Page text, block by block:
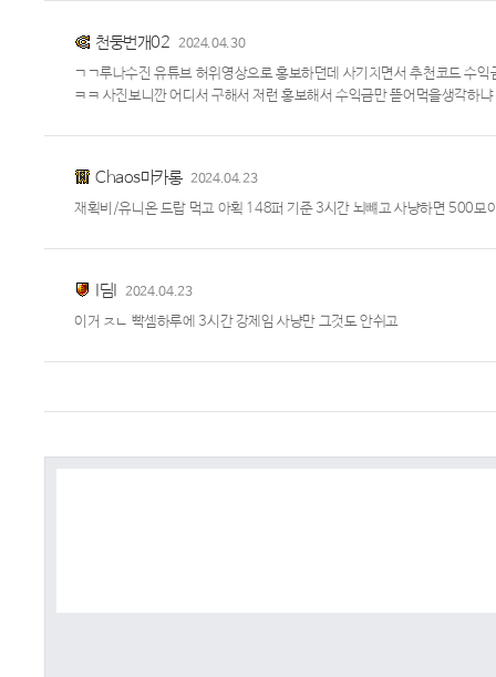
천둥번개02 2024.04.30
ㄱㄱ루나수진 유튜브 허위영상으로 홍보하던데 사기치면서 추천코드 수
ㅋㅋ 사진보니깐 어디서 구해서 저런 홍보해서 수익금만 뜯어먹을생각하
Chaos마카롱 2024.04.23
재획비/유니온 드랍 먹고 아획 148퍼 기준 3시간 뇌뺴고 사냥하면 500모
I딤I 2024.04.23
이거 ㅈㄴ 빡셈하루에 3시간 강제임 사냥만 그것도 안쉬고